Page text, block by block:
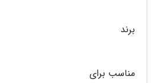
برند
مناسب برای